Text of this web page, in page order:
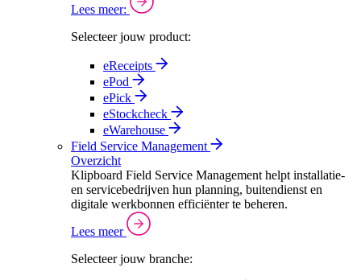
Lees meer:
Selecteer jouw product:
eReceipts
ePod
ePick
eStockcheck
eWarehouse
Field Service Management
Overzicht
Klipboard Field Service Management helpt installatie-
en servicebedrijven hun planning, buitendienst en
digitale werkbonnen efficiënter te beheren.
Lees meer
Selecteer jouw branche: